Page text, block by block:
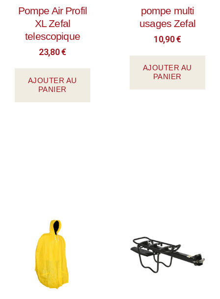
Pompe Air Profil
XL Zefal
telescopique
23,80€
AJOUTER AU
PANIER
pompe multi
usages Zefal
10,90€
AJOUTER AU
PANIER